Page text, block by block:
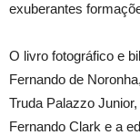
exuberantes
O livro fotográfico e
Fernando de
Truda Palazzo
Fernando Clark e a